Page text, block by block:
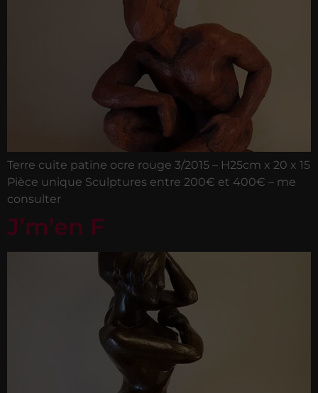
Terre cuite patine ocre rouge 3/2015 – H25cm x 20 x 15
Pièce unique Sculptures entre 200€ et 400€ – me
consulter
J’m’en F